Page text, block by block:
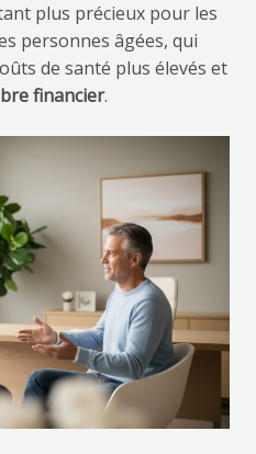
plus précieux pour les
personnes âgées, qui
de santé plus élevés et
financier.